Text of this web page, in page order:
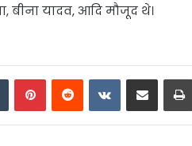
बीना यादव, आदि मौजूद थे।
TumblrPinterestReddit VKontakte
Share via Email